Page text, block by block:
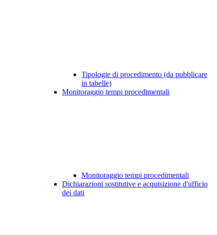
Tipologie di procedimento (da pubblicare
in tabelle)
Monitoraggio tempi procedimentali
Monitoraggio tempi procedimentali
Dichiarazioni sostitutive e acquisizione d'ufficio
dei dati